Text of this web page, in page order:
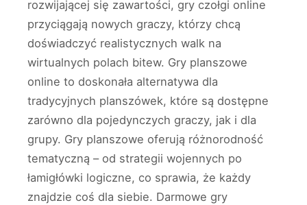
rozwijającej się zawartości, gry czołgi online
przyciągają nowych graczy, którzy chcą
doświadczyć realistycznych walk na
wirtualnych polach bitew. Gry planszowe
online to doskonała alternatywa dla
tradycyjnych planszówek, które są dostępne
zarówno dla pojedynczych graczy, jak i dla
grupy. Gry planszowe oferują różnorodność
tematyczną – od strategii wojennych po
łamigłówki logiczne, co sprawia, że każdy
znajdzie coś dla siebie. Darmowe gry